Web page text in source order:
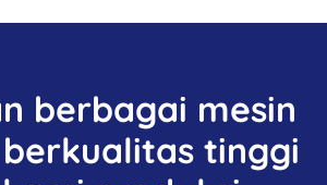
berbagai mesin
tinggi